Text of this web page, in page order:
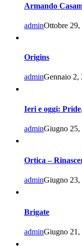
Armando
adminOttobre 29,
Origins
adminGennaio 2,
Ieri e oggi:
adminGiugno 25,
Ortica –
adminGiugno 23,
Brigate
adminGiugno 21,